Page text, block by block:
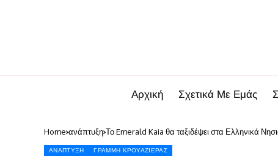
Αρχική Σχετικά Με Εμάς
Home ανάπτυξη Το Emerald Kaia θα ταξιδέψει στα Ελληνικά
ΑΝΆΠΤΥΞΗ ΓΡΑΜΜΉ ΚΡΟΥΑΖΙΈΡΑΣ